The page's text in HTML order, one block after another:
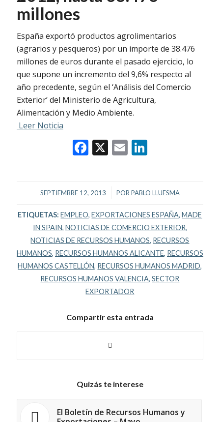
millones
España exportó productos agrolimentarios
(agrarios y pesqueros) por un importe de 38.476
millones de euros durante el pasado ejercicio, lo
que supone un incremento del 9,6% respecto al
año precedente, según el ‘Análisis del Comercio
Exterior’ del Ministerio de Agricultura,
Alimentación y Medio Ambiente.
Leer Noticia
Facebook
X EmailLinkedIn
SEPTIEMBRE 12, 2013
/ PORPABLO LLUESMA
ETIQUETAS: EMPLEO,EXPORTACIONES ESPAÑA,MADE
IN SPAIN, NOTICIAS DE COMERCIO EXTERIOR,
NOTICIAS DE RECURSOS HUMANOS, RECURSOS
HUMANOS, RECURSOS HUMANOS ALICANTE, RECURSOS
HUMANOS CASTELLÓN, RECURSOS HUMANOS MADRID,
RECURSOS HUMANOS VALENCIA,SECTOR
EXPORTADOR
Compartir esta entrada
Quizás te interese
El Boletín de Recursos Humanos y